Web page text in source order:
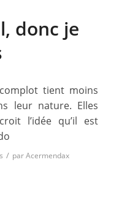
donc je
tient moins
leur nature. Elles
l’idée qu’il est
/ parAcermendax